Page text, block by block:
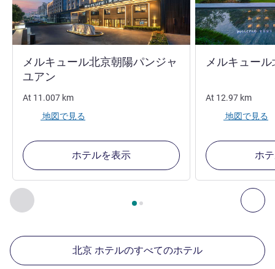
前に戻る - 周辺の他の施設 次
2ページ中 , 周辺の他の施設 1 :, 周辺の他の施設 2
メルキュール北京朝陽パンジャ
ユアン
At 11.007 km
地図で見る
ホテルを表示
メルキュー
At 12.97 km
地図で見る
ホ
北京 ホテルのすべてのホテル